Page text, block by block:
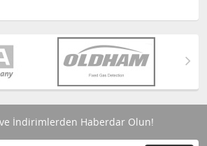
İndirimlerden Haberdar Olun!